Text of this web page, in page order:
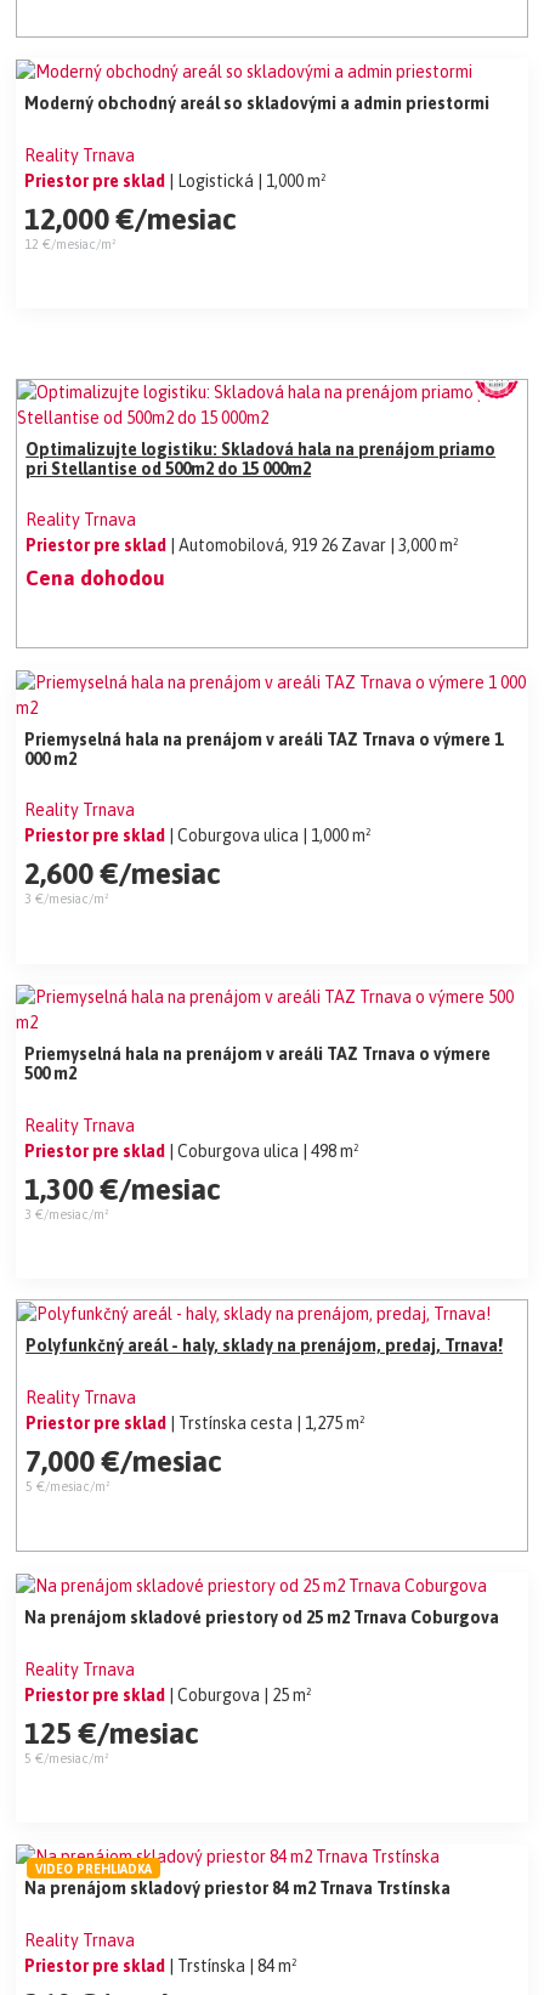
Moderný obchodný areál so skladovými a admin priestormi
Reality Trnava
Priestor pre sklad
| Logistická | 1,000 m²
12,000 €/mesiac
12 €/mesiac/m²
Optimalizujte logistiku: Skladová hala na prenájom priamo
pri Stellantise od 500m2 do 15 000m2
Reality Trnava
Priestor pre sklad
| Automobilová, 919 26 Zavar | 3,000 m²
Cena dohodou
Priemyselná hala na prenájom v areáli TAZ Trnava o výmere 1
000 m2
Reality Trnava
Priestor pre sklad
| Coburgova ulica | 1,000 m²
2,600 €/mesiac
3 €/mesiac/m²
Priemyselná hala na prenájom v areáli TAZ Trnava o výmere
500 m2
Reality Trnava
Priestor pre sklad | Coburgova ulica | 498 m²
1,300 €/mesiac
3 €/mesiac/m²
Polyfunkčný areál - haly, sklady na prenájom, predaj, Trnava!
Reality Trnava
Priestor pre sklad
| Trstínska cesta | 1,275 m²
7,000 €/mesiac
5 €/mesiac/m²
Na prenájom skladové priestory od 25 m2 Trnava Coburgova
Reality Trnava
Priestor pre sklad
| Coburgova | 25 m²
125 €/mesiac
5 €/mesiac/m²
Na prenájom skladový priestor 84 m2 Trnava Trstínska
Reality Trnava
Priestor pre sklad
| Trstínska | 84 m²
VIDEO PREHLIADKA